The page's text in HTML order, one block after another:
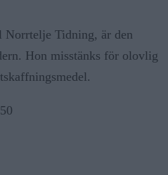
Tidning, är den
Hon misstänks för olovlig